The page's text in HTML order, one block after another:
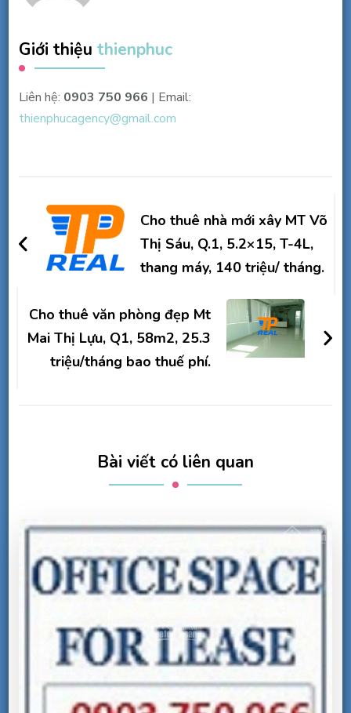
Giới thiệu thienphuc
Liên hệ: 0903 750 966 | Email:
thienphucagency@gmail.com
hướng
bài
viết
Cho thuê nhà mới xây MT Võ
Thị Sáu, Q.1, 5.2×15, T-4L,
thang máy, 140 triệu/ tháng.
Cho thuê văn phòng đẹp Mt
Mai Thị Lựu, Q1, 58m2, 25.3
triệu/tháng bao thuế phí.
Bài viết có liên quan